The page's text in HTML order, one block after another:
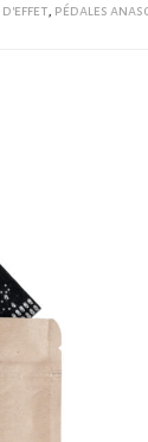
d'effet, pédales